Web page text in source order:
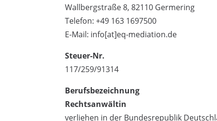
Wallbergstraße 8, 82110 Germering
Telefon: +49 163 1697500
E-Mail: info[at]eq-mediation.de
Steuer-Nr.
117/259/91314
Berufsbezeichnung
Rechtsanwältin
verliehen in der Bundesrepublik